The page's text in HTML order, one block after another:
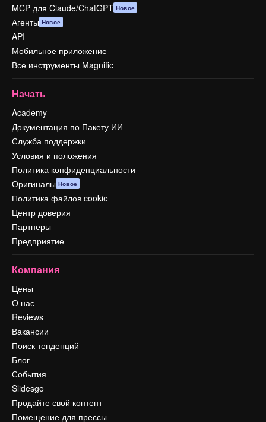
MCP для Claude/ChatGPT Новое
Агенты Новое
API
Мобильное приложение
Все инструменты Magnific
Начать
Academy
Документация по Пакету ИИ
Служба поддержки
Условия и положения
Политика конфиденциальности
Оригиналы Новое
Политика файлов cookie
Центр доверия
Партнеры
Предприятие
Компания
Цены
О нас
Reviews
Вакансии
Поиск тенденций
Блог
События
Slidesgo
Продайте свой контент
Помещение для прессы